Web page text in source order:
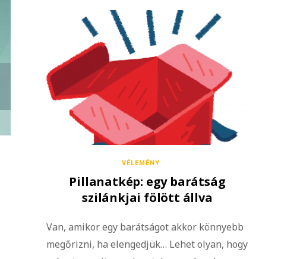
VÉLEMÉNY
Pillanatkép: egy barátság
szilánkjai fölött állva
Van, amikor egy barátságot akkor könnyebb
megőrizni, ha elengedjük… Lehet olyan, hogy